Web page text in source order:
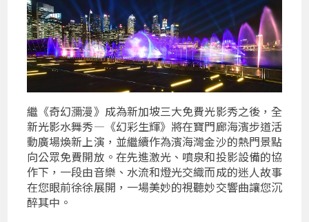
繼《奇幻瀰漫》成為新加坡三大免費光影秀之後，全
新光影水舞秀—《幻彩生輝》將在寶門廊海濱步道活
動廣場煥新上演，並繼續作為濱海灣金沙的熱門景點
向公眾免費開放。在先進激光、噴泉和投影設備的協
作下，一段由音樂、水流和燈光交織而成的迷人故事
在您眼前徐徐展開，一場美妙的視聽妙交響曲讓您沉
醉其中。